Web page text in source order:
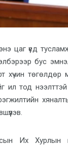
цаг үед
бус
хүчин
тод нээлттэй
Их Хурлын